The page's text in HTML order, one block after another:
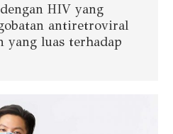
HIV yang
antiretroviral
yang luas terhadap